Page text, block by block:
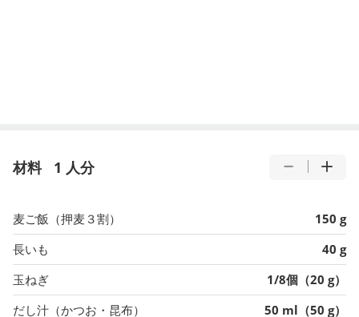
材料 1 人分
麦ご飯（押麦３割）
150 g
長いも
40 g
玉ねぎ
1/8個（20 g）
だし汁（かつお・昆布）
50 ml（50 g）